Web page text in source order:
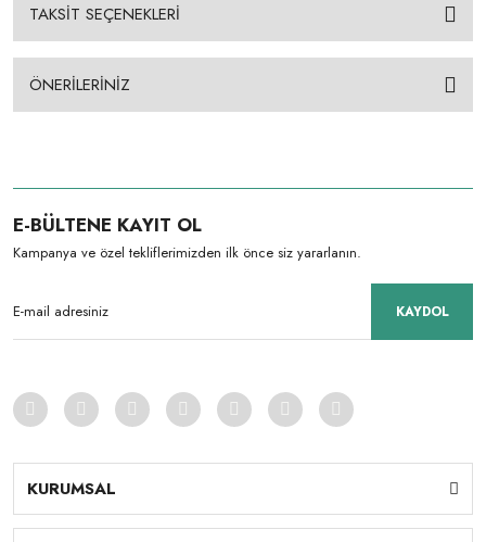
TAKSİT SEÇENEKLERİ
ÖNERİLERİNİZ
E-BÜLTENE KAYIT OL
Kampanya ve özel tekliflerimizden ilk önce siz yararlanın.
KAYDOL
KURUMSAL